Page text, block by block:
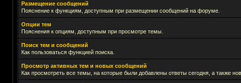
Размещение сообщений
Пояснение к функциям, доступным при размещении сообщений на форуме.
Опции тем
Пояснения к опциям, доступным при просмотре темы.
Поиск тем и сообщений
Как пользоваться функцией поиска.
Просмотр активных тем и новых сообщений
Как просмотреть все темы, на которые были добавлены ответы сегодня, а также